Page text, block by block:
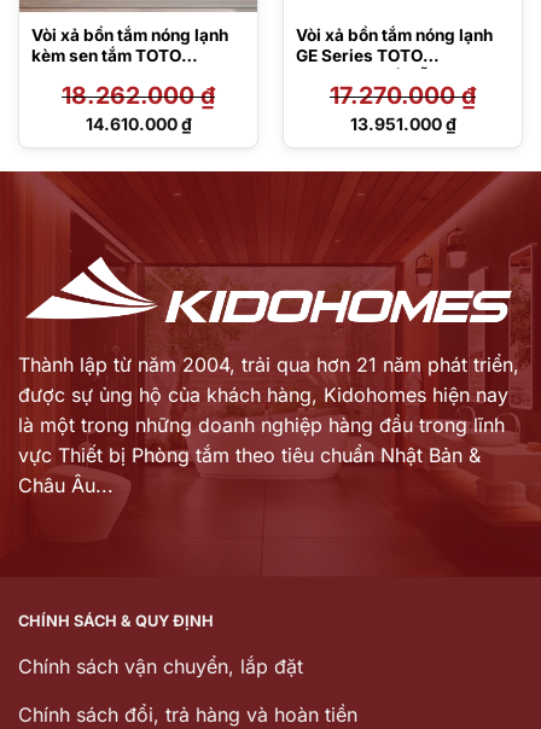
Vòi xả bồn tắm nóng lạnh
kèm sen tắm TOTO
18.262.000₫
Giá
14.610.000₫
Giá
Vòi xả bồn tắm nóng lạnh
GE Series TOTO
17.270.000₫
Giá
17.270.000 ₫.
13.951.000₫
Giá
13.951.000 ₫.
Thành lập từ năm 2004, trải qua hơn 21 năm phát triển,
được sự ủng hộ của khách hàng, Kidohomes hiện nay
là một trong những doanh nghiệp hàng đầu trong lĩnh
vực Thiết bị Phòng tắm theo tiêu chuẩn Nhật Bản &
Châu Âu...
CHÍNH SÁCH & QUY ĐỊNH
Chính sách vận chuyển, lắp đặt
Chính sách đổi, trả hàng và hoàn tiền